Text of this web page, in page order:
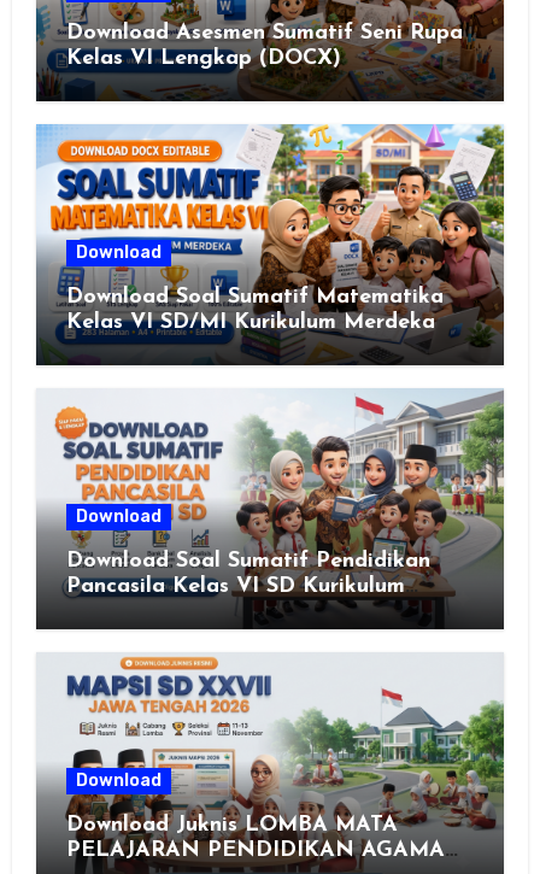
Download Asesmen Sumatif Seni Rupa
Kelas VI Lengkap (DOCX)
Download
Download Soal Sumatif Matematika
Kelas VI SD/MI Kurikulum Merdeka
Download
Download Soal Sumatif Pendidikan
Pancasila Kelas VI SD Kurikulum
Merdeka, Solusi Praktis Guru
Download
Download Juknis LOMBA MATA
PELAJARAN PENDIDIKAN AGAMA